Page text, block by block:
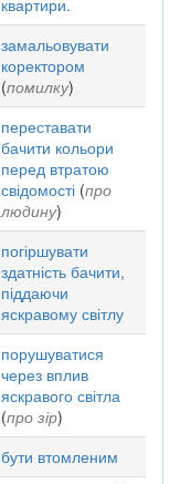
квартири.
замальовувати
коректором
(помилку)
переставати
бачити кольори
перед втратою
свідомості (про
людину)
погіршувати
здатність бачити,
піддаючи
яскравому світлу
порушуватися
через вплив
яскравого світла
(про зір)
бути втомленим